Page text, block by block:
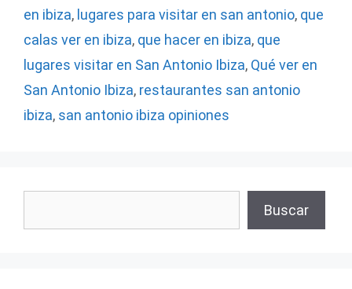
en ibiza, lugares para visitar en san antonio, que
calas ver en ibiza, que hacer en ibiza, que
lugares visitar en San Antonio Ibiza, Qué ver en
San Antonio Ibiza, restaurantes san antonio
ibiza, san antonio ibiza opiniones
Buscar